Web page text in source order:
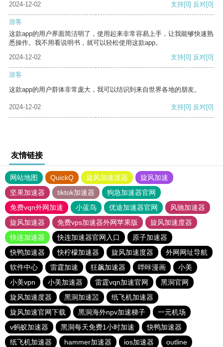
2024-12-02 支持[0] 反对[0]
游客
这款app的用户界面简洁明了，使用起来非常容易上手，让我能够快速熟
悉操作。我不用看说明书，就可以轻松使用这款app。
2024-12-02
支持[0] 反对[0]
游客
这款app的用户群体非常庞大，我可以结识到来自世界各地的朋友。
2024-12-02 支持[0] 反对[0]
友情链接
网站地图 QuickQ 旋风加速度器
旋风加速
坚果加速器
tiktok加速器
狗急加速器官网
免费vqn外网加速
小蓝鸟 优途加速器官网
风驰加速器
旋风加速器
免费vps加速器外网苹果版
旋风加速度器
快连加速器
快连加速器官网入口
原子加速器
快鸭加速器
快柠檬加速器 旋风加速度器
外网网址导航
软件中心
雷霆加速 狂飙加速器 哔咔漫画
小美
小美vpn
小美加速器 雷霆vqn加速官网
黑洞官网
旋风加速度器
黑洞加速噐
纸飞机加速器
旋风加速官网下载
黑洞海外npv加速梯子
一元机场
v蚂蚁加速器
黑洞每天免费1小时加速
快鸭加速器
纸飞机加速器
hammer加速器 ios加速器 outline